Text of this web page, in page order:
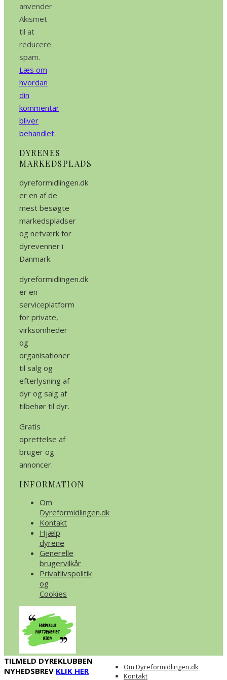
anvender
Akismet
til at
reducere
spam.
Læs om
hvordan
din
kommentar
bliver
behandlet.
DYRENES
MARKEDSPLADS
dyreformidlingen.dk
er en af de
mest besøgte
markedspladser
og netværk for
dyrevenner i
Danmark.
dyreformidlingen.dk
er en
serviceplatform
for private,
virksomheder
og
organisationer
til salg og
efterlysning af
dyr og salg af
tilbehør til dyr.
Gratis
oprettelse af
bruger og
annoncer.
INFORMATION
Om
Dyreformidlingen.dk
Kontakt
Hjælp
dyrene
Generelle
brugervilkår
Privatlivspolitik
og
Cookies
Om Dyreformidlingen.dk
Kontakt
TILMELD DYREKLUBBEN
NYHEDSBREV KLIK HER